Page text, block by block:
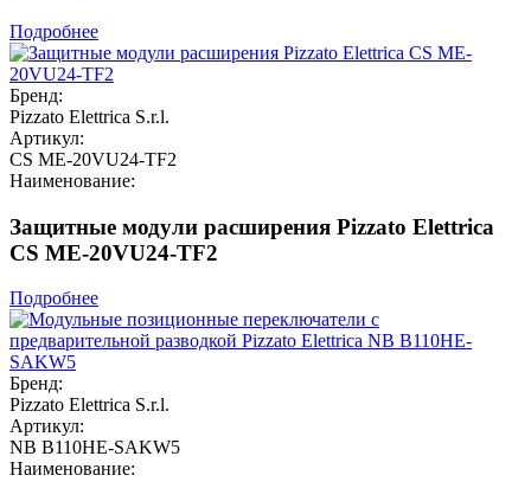
Подробнее
Бренд:
Pizzato Elettrica S.r.l.
Артикул:
CS ME-20VU24-TF2
Наименование:
Защитные модули расширения Pizzato Elettrica
CS ME-20VU24-TF2
Подробнее
Бренд:
Pizzato Elettrica S.r.l.
Артикул:
NB B110HE-SAKW5
Наименование: